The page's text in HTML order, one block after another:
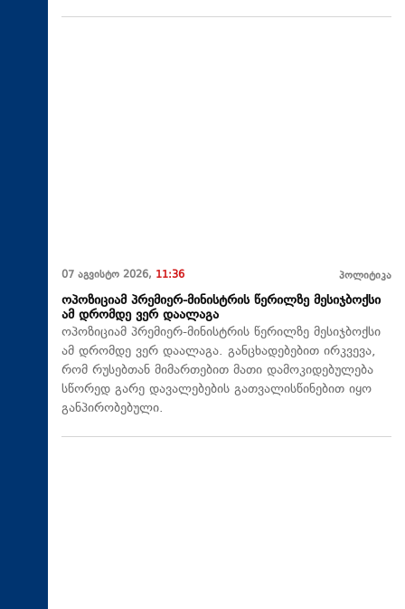
07 აგვისტო 2026, 11:36 პოლიტიკა
ოპოზიციამ პრემიერ-მინისტრის წერილზე მესიჯბოქსი
ამ დრომდე ვერ დაალაგა
ოპოზიციამ პრემიერ-მინისტრის წერილზე მესიჯბოქსი
ამ დრომდე ვერ დაალაგა. განცხადებებით ირკვევა,
რომ რუსებთან მიმართებით მათი დამოკიდებულება
სწორედ გარე დავალებების გათვალისწინებით იყო
განპირობებული.